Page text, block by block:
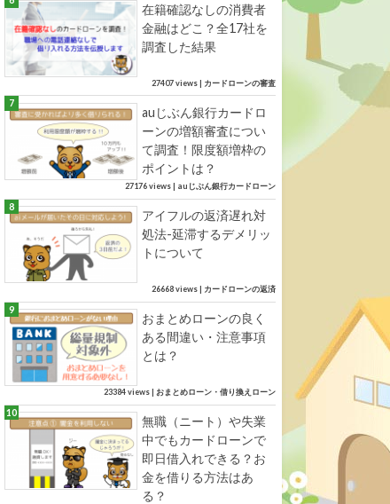
在籍確認なしの消費者
金融はどこ？全17社を
調査した結果
27407 views| カードローンの審査
auじぶん銀行カードロ
ーンの増額審査につい
て調査！限度額増枠の
ポイントは？
27176 views| auじぶん銀行カードローン
アイフルの返済遅れ対
処法-延滞するデメリッ
トについて
26668 views| カードローンの返済
おまとめローンの良く
ある間違い・注意事項
とは？
23384 views| おまとめローン・借り換えローン
無職（ニート）や失業
中でもカードローンで
即日借入れできる？お
金を借りる方法はあ
る？